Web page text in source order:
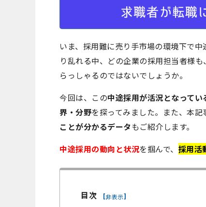
いま、採用難に売り手市場の環境下で
り乱れる中、どの企業の採用担当者様
らっしゃるのではないでしょうか。
今回は、この中途採用が活況となってい
界・分野を探ってみました。また、本記
ことが分かるデータもご紹介します。
中途採用の動向と状況を掴んで、 採用活
目次 [非表示]